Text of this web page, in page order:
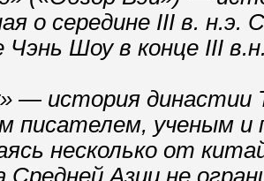
о середине III в.
Чэнь Шоу в конце III
— история династии
писателем, ученым и
несколько от
Средней Азии не